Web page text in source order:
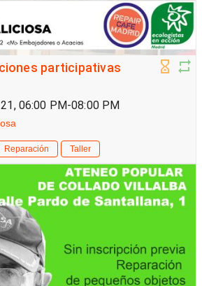
participativas
06:00 PM-08:00 PM
Reparación Taller